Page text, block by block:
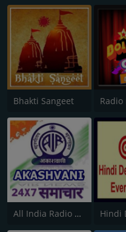
Bhakti Sangeet
All India Radio News